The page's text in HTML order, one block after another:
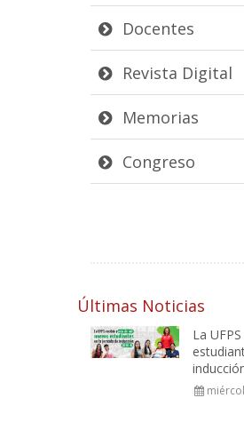
Docentes
Revista Digital
Memorias
Congreso
Últimas Noticias
La